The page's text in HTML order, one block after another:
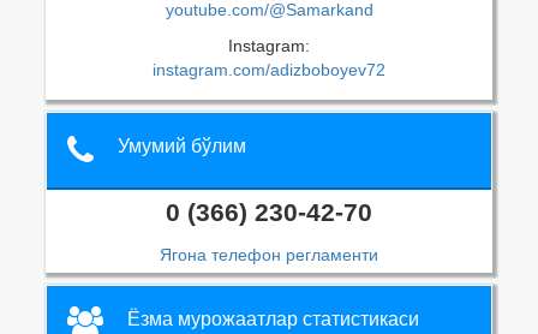
youtube.com/@Samarkand
Instagram:
instagram.com/adizboboyev72
Умумий бўлим
0 (366) 230-42-70
Ягона телефон регламенти
Ёзма мурожаатлар статистикаси